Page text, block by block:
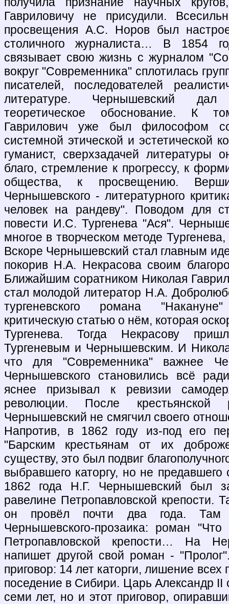
Гавриловичу не присудили.
просвещения А.С. Норов был
столичного журналиста… В 1854
связывает свою жизнь с журналом
вокруг "Современника" сплотилась
писателей, последователей
литературе. Чернышевский
теоретическое обоснование. К
Гаврилович уже был философом
системной этической и эстетической
гуманист, сверхзадачей литературы
благо, стремление к прогрессу, к
общества, к просвещению.
Чернышевского - литературного
человек на рандеву". Поводом для
повести И.С. Тургенева "Ася".
многое в творческом методе Тургенева,
Вскоре Чернышевский стал главным
покорив Н.А. Некрасова своим
Ближайшим соратником Николая
стал молодой литератор Н.А.
тургеневского романа
критическую статью о нём, которая
Тургенева. Тогда Некрасову
Тургеневым и Чернышевским. И
что для "Современника" важнее
Чернышевского становились всё
яснее призывал к ревизии
революции. После
Чернышевский не смягчил своего
Напротив, в 1862 году из-под его
"Барским крестьянам от их
существу, это был подвиг
выбравшего каторгу, но не
1862 года Н.Г. Чернышевский был
равелине Петропавловской крепости.
он провёл почти два года. Там
Чернышевского-прозаика: роман
Петропавловской крепости… На
напишет другой свой роман -
приговор: 14 лет каторги, лишение всех
поседение в Сибири. Царь Александр II
семи лет, но и этот приговор,